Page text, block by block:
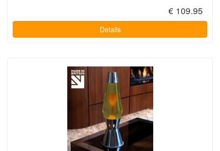
€ 109.95
Details